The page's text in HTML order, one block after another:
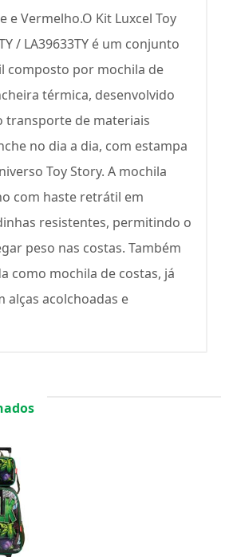
e Vermelho.O Kit Luxcel Toy
/ LA39633TY é um conjunto
composto por mochila de
térmica, desenvolvido
transporte de materiais
no dia a dia, com estampa
Toy Story. A mochila
com haste retrátil em
resistentes, permitindo o
peso nas costas. Também
como mochila de costas, já
alças acolchoadas e